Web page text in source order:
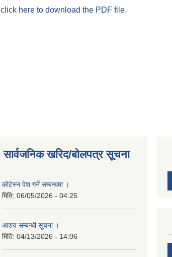
click here to download the PDF file.
सार्वजनिक खरिद/बोलपत्र सूचना
कोटेस्न पेश गर्ने सम्बन्धमा ।
मिति: 06/05/2026 - 04:25
आशय सम्बन्धी सूचना ।
मिति: 04/13/2026 - 14:06